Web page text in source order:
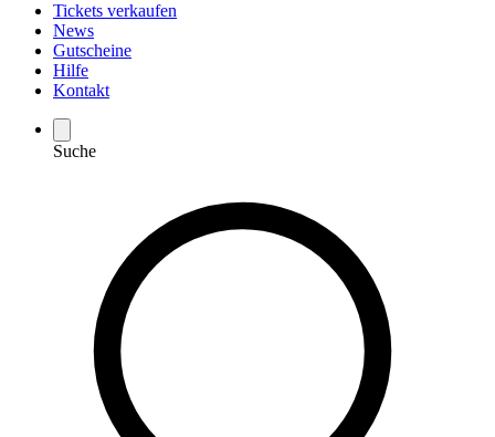
Tickets verkaufen
News
Gutscheine
Hilfe
Kontakt
Suche